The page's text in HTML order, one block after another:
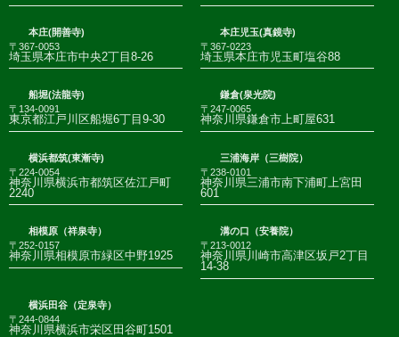
本庄(開善寺)
〒367-0053
埼玉県本庄市中央2丁目8-26
本庄児玉(真鏡寺)
〒367-0223
埼玉県本庄市児玉町塩谷88
船堀(法龍寺)
〒134-0091
東京都江戸川区船堀6丁目9-30
鎌倉(泉光院)
〒247-0065
神奈川県鎌倉市上町屋631
横浜都筑(東漸寺)
〒224-0054
神奈川県横浜市都筑区佐江戸町
2240
三浦海岸（三樹院）
〒238-0101
神奈川県三浦市南下浦町上宮田
601
相模原（祥泉寺）
〒252-0157
神奈川県相模原市緑区中野1925
溝の口（安養院）
〒213-0012
神奈川県川崎市高津区坂戸2丁目
14-38
横浜田谷（定泉寺）
〒244-0844
神奈川県横浜市栄区田谷町1501